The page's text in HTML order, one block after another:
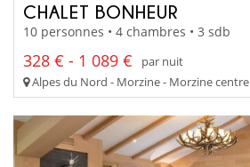
CHALET BONHEUR
10 personnes • 4 chambres • 3 sdb
328 € - 1 089 €
par nuit
Alpes du Nord - Morzine - Morzine centre